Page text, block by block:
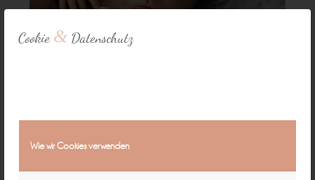
Cookie & Datenschutz
Wie wir Cookies verwenden